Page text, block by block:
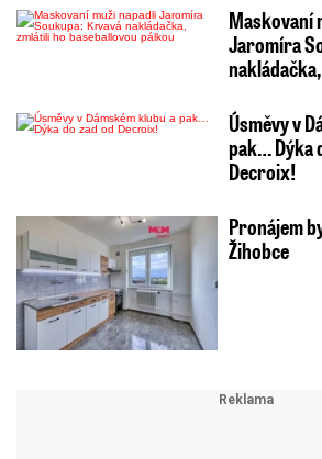
Maskovaní
Jaromíra
Úsměvy v
pak… Dýka
Decroix!
Pronájem
Žihobce